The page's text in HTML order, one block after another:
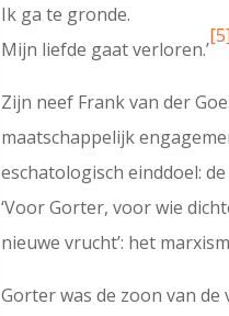
Ik ga te gronde.
Mijn liefde gaat verloren.’
[5]
Zijn neef Frank van der
maatschappelijk
eschatologisch einddoel:
‘Voor Gorter, voor wie
nieuwe vrucht’: het
Gorter was de zoon van